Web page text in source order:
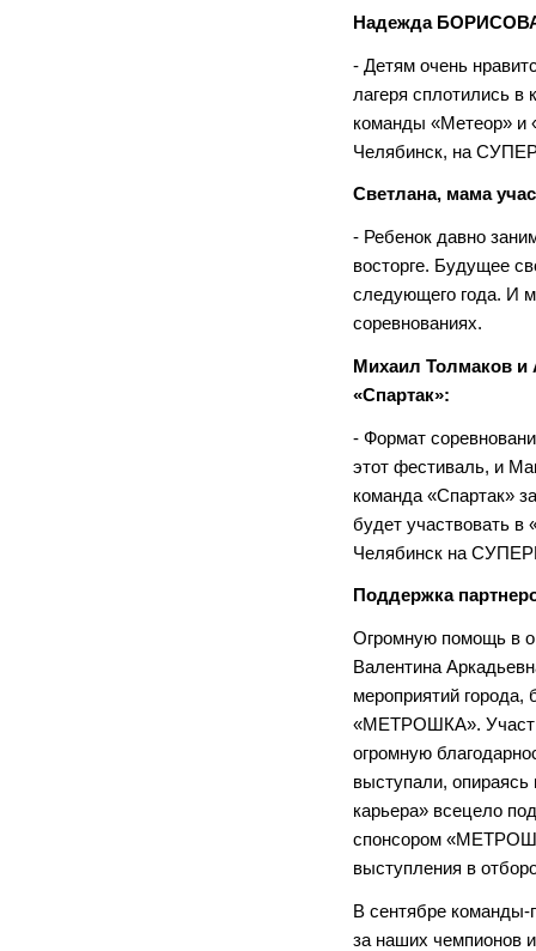
Надежда
- Детям очень
лагеря сплотились
команды «Метеор» и
Челябинск, на
Светлана, мама
- Ребенок давно
восторге. Будущее
следующего года. И
соревнованиях.
Михаил Толмаков и
«Спартак»:
- Формат
этот фестиваль, и
команда «Спартак»
будет участвовать в
Челябинск на
Поддержка
Огромную помощь в
Валентина
мероприятий
«МЕТРОШКА».
огромную
выступали, опираясь
карьера» всецело
спонсором
выступления в
В сентябре
за наших чемпионов